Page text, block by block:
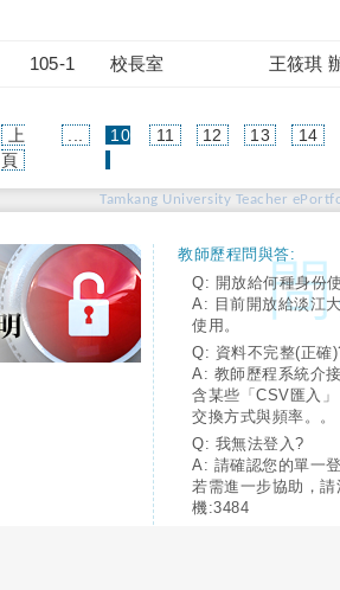
105-1 校長室 王筱琪
上
頁
10
11 12 13 14
Tamkang University Teacher
教師歷程問與答:
Q: 開放給何種身份
A: 目前開放給淡江
使用。
Q: 資料不完整(正確
A: 教師歷程系統介
含某些「CSV匯入
交換方式與頻率。。
Q: 我無法登入?
A: 請確認您的單一
若需進一步協助，
機:3484